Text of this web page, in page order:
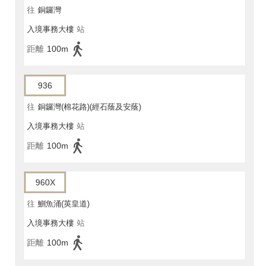
往 銅鑼灣
入境事務大樓 站
距離 100m
936
往 銅鑼灣(棉花路)(經石蔭及安蔭)
入境事務大樓 站
距離 100m
960X
往 鰂魚涌(英皇道)
入境事務大樓 站
距離 100m